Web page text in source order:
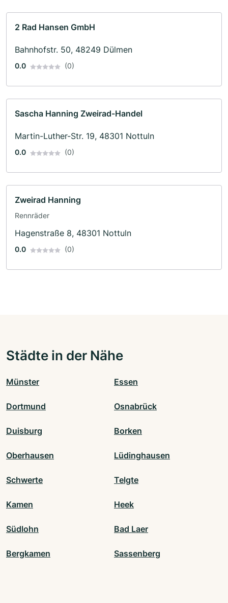
2 Rad Hansen GmbH
Bahnhofstr. 50, 48249 Dülmen
0.0 (0)
Sascha Hanning Zweirad-Handel
Martin-Luther-Str. 19, 48301 Nottuln
0.0 (0)
Zweirad Hanning
Rennräder
Hagenstraße 8, 48301 Nottuln
0.0 (0)
Städte in der Nähe
Münster Essen
Dortmund Osnabrück
Duisburg Borken
Oberhausen Lüdinghausen
Schwerte Telgte
Kamen Heek
Südlohn Bad Laer
Bergkamen Sassenberg